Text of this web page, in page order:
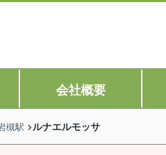
会社概要
槻駅 ルナエルモッサ